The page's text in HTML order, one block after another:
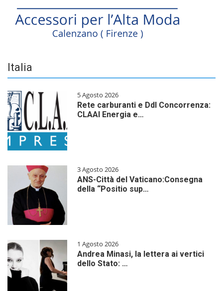
Italia
5 Agosto 2026
Rete carburanti e Ddl Concorrenza:
CLAAI Energia e…
3 Agosto 2026
ANS-Città del Vaticano:Consegna
della “Positio sup…
1 Agosto 2026
Andrea Minasi, la lettera ai vertici
dello Stato: …